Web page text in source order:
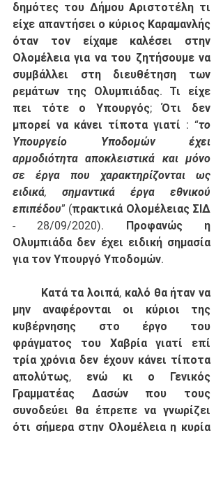
δημότες του Δήμου Αριστοτέλη τι
είχε απαντήσει ο κύριος Καραμανλής
όταν τον είχαμε καλέσει στην
Ολομέλεια για να του ζητήσουμε να
συμβάλλει στη διευθέτηση των
ρεμάτων της Ολυμπιάδας. Τι είχε
πει τότε ο Υπουργός; Ότι δεν
μπορεί να κάνει τίποτα γιατί : “το
Υπουργείο Υποδομών έχει
αρμοδιότητα αποκλειστικά και μόνο
σε έργα που χαρακτηρίζονται ως
ειδικά, σημαντικά έργα εθνικού
επιπέδου” (πρακτικά Ολομέλειας ΣΙΔ
- 28/09/2020). Προφανώς η
Ολυμπιάδα δεν έχει ειδική σημασία
για τον Υπουργό Υποδομών.
μην αναφέρονται οι κύριοι της
κυβέρνησης στο έργο του
φράγματος του Χαβρία γιατί επί
τρία χρόνια δεν έχουν κάνει τίποτα
απολύτως, ενώ κι ο Γενικός
Γραμματέας Δασών που τους
συνοδεύει θα έπρεπε να γνωρίζει
ότι σήμερα στην Ολομέλεια η κυρία